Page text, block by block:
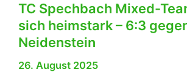
TC Spechbach Mixed-
sich heimstark – 6:3
Neidenstein
26. August 2025